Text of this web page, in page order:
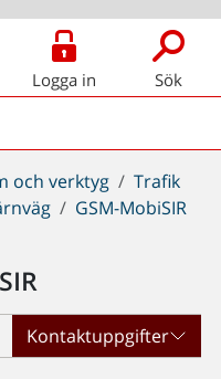
Logga in Sök
och verktyg
Trafik
GSM-MobiSIR
Kontaktuppgifter